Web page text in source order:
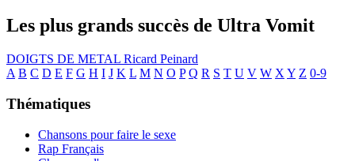
Les plus grands succès de Ultra Vomit
DOIGTS DE METAL Ricard Peinard
A B C D E F G H I J K L M N O P Q R S T U V W X Y Z 0-9
Thématiques
Chansons pour faire le sexe
Rap Français